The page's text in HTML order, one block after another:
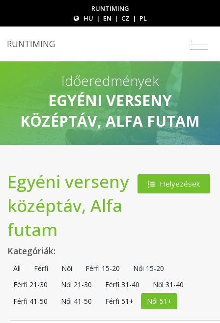
RUNTIMING
HU | EN | CZ | PL
RUNTIMING
Időeredmények
EGYÉNI VERSENY
KÖZÉPTÁV, ALFA FUTAM
Helyezések
Egyéni verseny
középtáv, Alfa
futam
Kategóriák:
All Férfi Női Férfi 15-20
Női 15-20
Férfi 21-30
Női 21-30 Férfi 31-40
Női 31-40
Férfi 41-50
Női 41-50 Férfi 51+ Női 51+